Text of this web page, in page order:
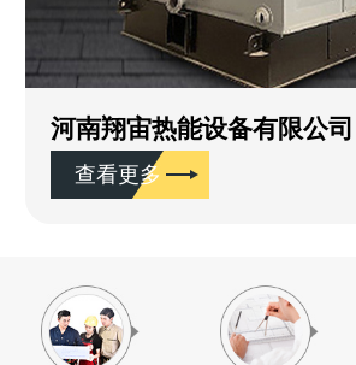
河南翔宙热能设备有限公司
查看更多